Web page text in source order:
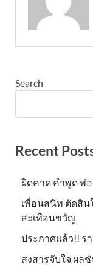
Search
Recent
ผิดคาด คำพูด พ่อ
เพื่อนสนิท ตัดสิน
สะเทือนขวัญ
ประกาศแล้ว!! ร
สงสารจับใจ ผล